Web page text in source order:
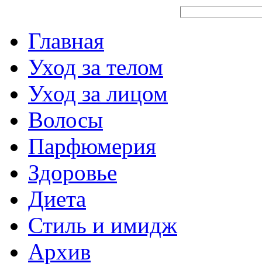
Главная
Уход за телом
Уход за лицом
Волосы
Парфюмерия
Здоровье
Диета
Стиль и имидж
Архив